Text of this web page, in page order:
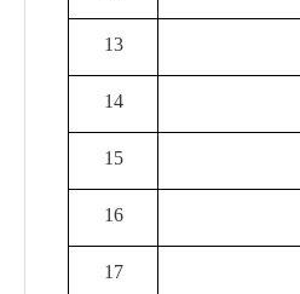
13
14
15
16
17